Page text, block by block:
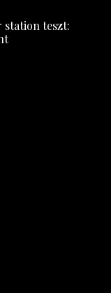
station teszt: